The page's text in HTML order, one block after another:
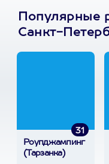
Популярные
Санкт-
31
Роупджампинг
(Тарзанка)